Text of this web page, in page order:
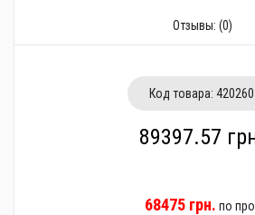
Отзывы: (0)
Код товара: 420260
89397.57
68475 грн. по
Альтернативні джерела енергії